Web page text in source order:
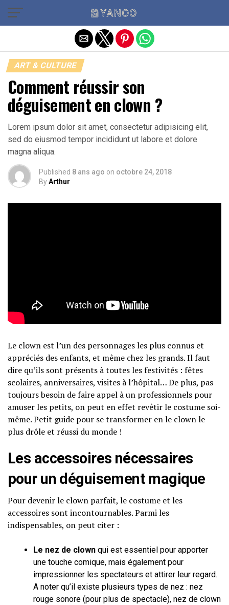
ART & CULTURE
Comment réussir son
déguisement en clown ?
Lorem ipsum dolor sit amet, consectetur adipisicing elit,
sed do eiusmod tempor incididunt ut labore et dolore
magna aliqua.
Published 8 ans ago on octobre 24, 2018
ByArthur
Le clown est l’un des personnages les plus connus et
appréciés des enfants, et même chez les grands. Il faut
dire qu’ils sont présents à toutes les festivités : fêtes
scolaires, anniversaires, visites à l’hôpital… De plus, pas
toujours besoin de faire appel à un professionnels pour
amuser les petits, on peut en effet revêtir le costume soi-
même. Petit guide pour se transformer en le clown le
plus drôle et réussi du monde !
Les accessoires nécessaires
pour un déguisement magique
Pour devenir le clown parfait, le costume et les
accessoires sont incontournables. Parmi les
indispensables, on peut citer :
Le nez de clown qui est essentiel pour apporter
une touche comique, mais également pour
impressionner les spectateurs et attirer leur regard.
A noter qu’il existe plusieurs types de nez : nez
rouge sonore (pour plus de spectacle), nez de clown
Quitter la version mobile